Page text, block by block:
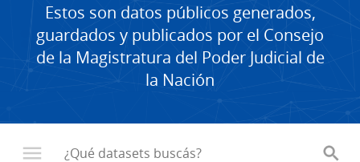
Estos son datos públicos generados,
guardados y publicados por el Consejo
de la Magistratura del Poder Judicial de
la Nación